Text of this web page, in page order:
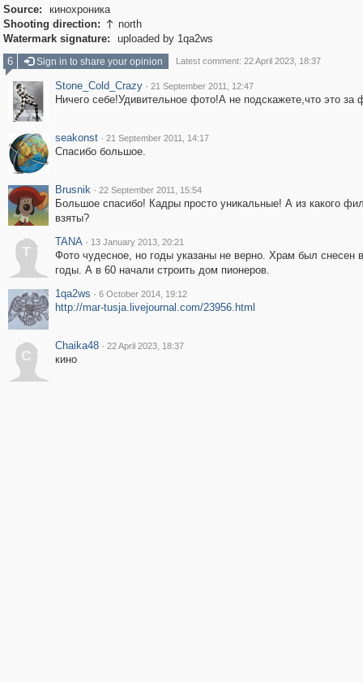
Source:
кинохроника
Shooting direction:  north
Watermark signature:
uploaded by 1qa2ws
6
Sign in to share your opinion Latest comment: 22 April 2023, 18:37
Stone_Cold_Crazy · 21 September 2011, 12:47
Ничего себе!Удивительное фото!А не подскажете,что это за
seakonst · 21 September 2011, 14:17
Спасибо большое.
Brusnik · 22 September 2011, 15:54
Большое спасибо! Кадры просто уникальные! А из какого
взяты?
T
TANA · 13 January 2013, 20:21
Фото чудесное, но годы указаны не верно. Храм был снесен
годы. А в 60 начали строить дом пионеров.
1qa2ws · 6 October 2014, 19:12
http://mar-tusja.livejournal.com/23956.html
C
Chaika48 · 22 April 2023, 18:37
кино